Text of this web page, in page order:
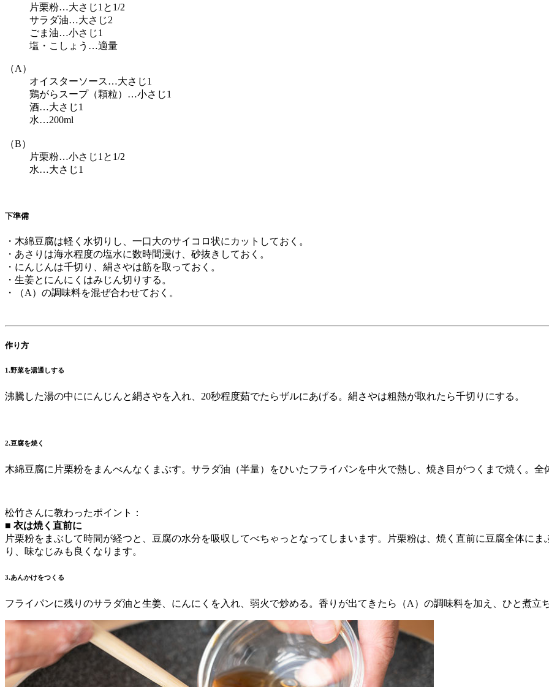
片栗粉…大さじ1と1/2
サラダ油…大さじ2
ごま油…小さじ1
塩・こしょう…適量
（A）
オイスターソース…大さじ1
鶏がらスープ（顆粒）…小さじ1
酒…大さじ1
水…200ml
（B）
片栗粉…小さじ1と1/2
水…大さじ1
下準備
・木綿豆腐は軽く水切りし、一口大のサイコロ状にカットしておく。
・あさりは海水程度の塩水に数時間浸け、砂抜きしておく。
・にんじんは千切り、絹さやは筋を取っておく。
・生姜とにんにくはみじん切りする。
・（A）の調味料を混ぜ合わせておく。
作り方
1.野菜を湯通しする
沸騰した湯の中ににんじんと絹さやを入れ、20秒程度茹でたらザルにあげる。絹さやは粗熱が取れたら千切りにする。
2.豆腐を焼く
木綿豆腐に片栗粉をまんべんなくまぶす。サラダ油（半量）をひいたフライパンを中火で熱し、焼き目がつくまで焼く。全
松竹さんに教わったポイント：
■ 衣は焼く直前に
片栗粉をまぶして時間が経つと、豆腐の水分を吸収してべちゃっとなってしまいます。片栗粉は、焼く直前に豆腐全体に
り、味なじみも良くなります。
3.あんかけをつくる
フライパンに残りのサラダ油と生姜、にんにくを入れ、弱火で炒める。香りが出てきたら（A）の調味料を加え、ひと煮立